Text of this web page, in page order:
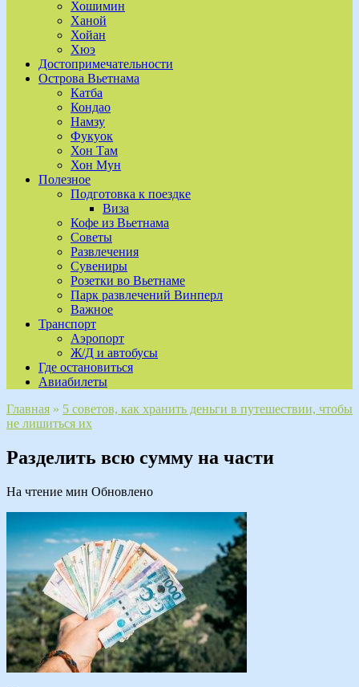
Хошимин
Ханой
Хойан
Хюэ
Достопримечательности
Острова Вьетнама
Катба
Кондао
Намзу
Фукуок
Хон Там
Хон Мун
Полезное
Подготовка к поездке
Виза
Кофе из Вьетнама
Советы
Развлечения
Сувениры
Розетки во Вьетнаме
Парк развлечений Винперл
Важное
Транспорт
Аэропорт
Ж/Д и автобусы
Где остановиться
Авиабилеты
Главная » 5 советов, как хранить деньги в путешествии, чтобы
не лишиться их
Разделить всю сумму на части
На чтение мин Обновлено